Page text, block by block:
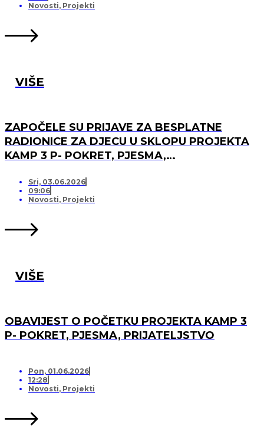
Novosti, Projekti
VIŠE
ZAPOČELE SU PRIJAVE ZA BESPLATNE
RADIONICE ZA DJECU U SKLOPU PROJEKTA
KAMP 3 P- POKRET, PJESMA,
Sri, 03.06.2026
09:06
Novosti, Projekti
VIŠE
OBAVIJEST O POČETKU PROJEKTA KAMP 3
P- POKRET, PJESMA, PRIJATELJSTVO
Pon, 01.06.2026
12:28
Novosti, Projekti